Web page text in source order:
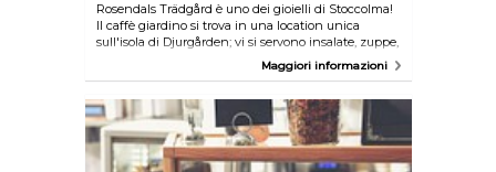
Rosendals Trädgård è uno dei gioielli di Stoccolma!
Il caffè giardino si trova in una location unica
sull'isola di Djurgården; vi si servono insalate, zuppe,
sandwich e pasticcini fatti in casa. Vengono
utilizzati ingredienti biologici e biodinamici, prodotti
panificio del ristorante. Sono molti gli abitanti di
Stoccolma che vengono a fare un giro da Rosendal
nelle belle giornate, ma c'è spazio per tutti! D'estate
ci si può sedere sul prato nel meleto.
Maggiori informazioni